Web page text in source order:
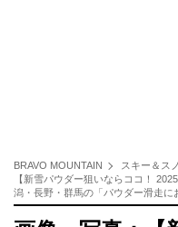
BRAVO MOUNTAIN
スキー＆ス
【新雪パウダー狙いならココ！
潟・長野・群馬の「パウダー滑走に